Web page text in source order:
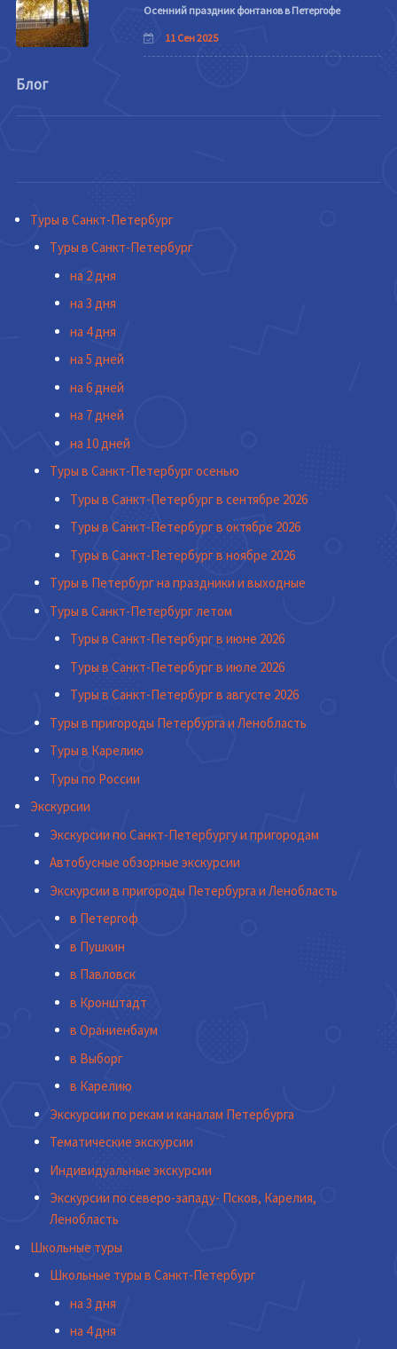
Осенний праздник фонтанов в Петергофе
11 Сен 2025
Блог
Туры в Санкт-Петербург
Туры в Санкт-Петербург
на 2 дня
на 3 дня
на 4 дня
на 5 дней
на 6 дней
на 7 дней
на 10 дней
Туры в Санкт-Петербург осенью
Туры в Санкт-Петербург в сентябре 2026
Туры в Санкт-Петербург в октябре 2026
Туры в Санкт-Петербург в ноябре 2026
Туры в Петербург на праздники и выходные
Туры в Санкт-Петербург летом
Туры в Санкт-Петербург в июне 2026
Туры в Санкт-Петербург в июле 2026
Туры в Санкт-Петербург в августе 2026
Туры в пригороды Петербурга и Ленобласть
Туры в Карелию
Туры по России
Экскурсии
Экскурсии по Санкт-Петербургу и пригородам
Автобусные обзорные экскурсии
Экскурсии в пригороды Петербурга и Ленобласть
в Петергоф
в Пушкин
в Павловск
в Кронштадт
в Ораниенбаум
в Выборг
в Карелию
Экскурсии по рекам и каналам Петербурга
Тематические экскурсии
Индивидуальные экскурсии
Экскурсии по северо-западу- Псков, Карелия,
Ленобласть
Школьные туры
Школьные туры в Санкт-Петербург
на 3 дня
на 4 дня